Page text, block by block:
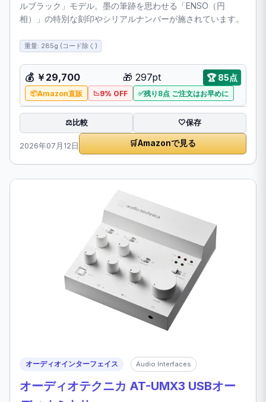
ルブラック」モデル。墨の筆跡を思わせる「ENSO（円
相）」の特別な刻印やシリアルナンバーが施されています。
重量: 285g (コード除く)
💰 ￥29,700 🎁 297pt 🏆 85点
Amazon直販 9% OFF 残り8点 ご注文はお早めに
⚖️比較 🤍保存
2026年07月12日 🛒Amazonで見る
オーディオインターフェイス Audio Interfaces
オーディオテクニカ AT-UMX3 USBオー